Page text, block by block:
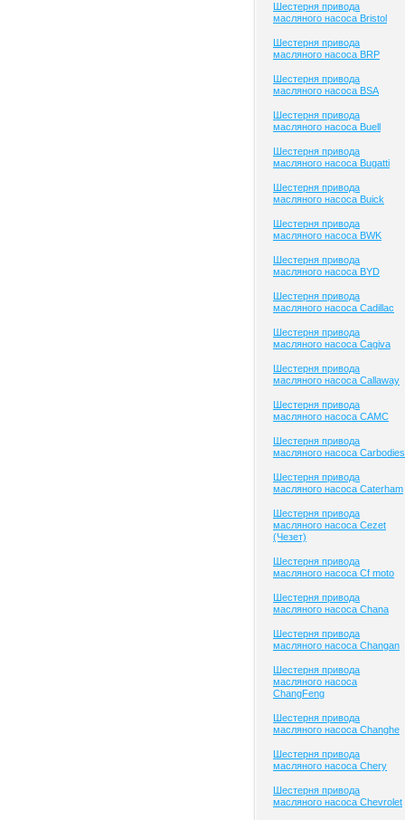
Шестерня привода
масляного насоса Bristol
Шестерня привода
масляного насоса BRP
Шестерня привода
масляного насоса BSA
Шестерня привода
масляного насоса Buell
Шестерня привода
масляного насоса Bugatti
Шестерня привода
масляного насоса Buick
Шестерня привода
масляного насоса BWK
Шестерня привода
масляного насоса BYD
Шестерня привода
масляного насоса Cadillac
Шестерня привода
масляного насоса Cagiva
Шестерня привода
масляного насоса Callaway
Шестерня привода
масляного насоса CAMC
Шестерня привода
масляного насоса Carbodies
Шестерня привода
масляного насоса Caterham
Шестерня привода
масляного насоса Cezet
(Чезет)
Шестерня привода
масляного насоса Cf moto
Шестерня привода
масляного насоса Chana
Шестерня привода
масляного насоса Changan
Шестерня привода
масляного насоса
ChangFeng
Шестерня привода
масляного насоса Changhe
Шестерня привода
масляного насоса Chery
Шестерня привода
масляного насоса Chevrolet